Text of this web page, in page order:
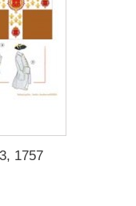
1757